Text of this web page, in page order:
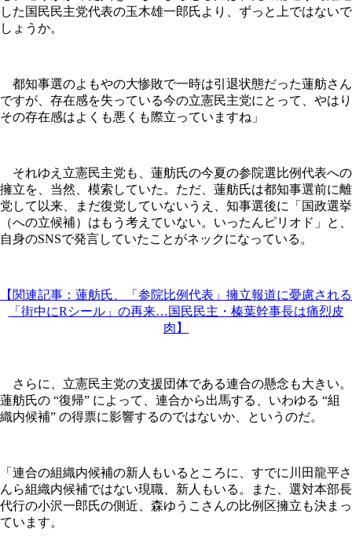
した国民民主党代表の玉木雄一郎氏より、ずっと上ではないで
しょうか。
都知事選のよもやの大惨敗で一時は引退状態だった蓮舫さん
ですが、存在感を失っている今の立憲民主党にとって、やはり
その存在感はよくも悪くも際立っていますね」
それゆえ立憲民主党も、蓮舫氏の今夏の参院選比例代表への
擁立を、当然、模索していた。ただ、蓮舫氏は都知事選前に離
党して以来、まだ復党していないうえ、知事選後に「国政選挙
（への立候補）はもう考えていない。いったんピリオド」と、
自身のSNSで発言していたことがネックになっている。
【関連記事：蓮舫氏、「参院比例代表」擁立報道に憂慮される
「街中にRシール」の再来…国民民主・榛葉幹事長は痛烈皮
肉】
さらに、立憲民主党の支援団体である連合の懸念も大きい。
蓮舫氏の “復帰” によって、連合から出馬する、いわゆる “組
織内候補” の得票に影響するのではないか、というのだ。
「連合の組織内候補の新人もいるところに、すでに川田龍平さ
んら組織内候補ではない現職、新人もいる。また、選対本部長
代行の小沢一郎氏の側近、森ゆうこさんの比例区擁立も決まっ
ています。